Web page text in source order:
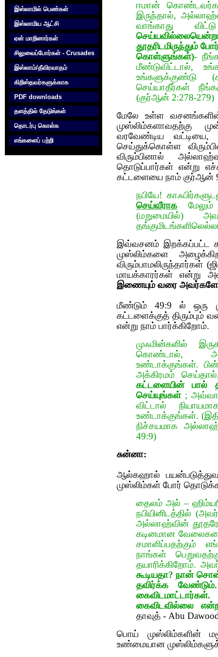
இஸ்லாமில் பெண்கள்
இஸ்லாமிய ஆட்சி
ஏன் மாறினார்கள்
சிலுவைப்போர்கள் - Crusades
இஸ்லாம்/தீவிரவாதம்
கிறிஸ்தவர்களுக்காக‌
PDF downloads
தளத்தில் தேடுங்கள்
தொடர்பு கொள்க‌
எங்களைப் பற்றி
ஈமான்
இருந்தால்,
வாங்காது
தூதரிடமிருந்தும்
கொள்ளுங்கள்)-
மீண்டுவிட்டால்,
உங்களுக்குண்டு
செய்யாதீர்கள்
(குர்‍ஆன் 2:278-279)
மேலே உள்ள
முஸ்லிம்களாவதற்கு
வரவேண்டிய வட்டியை,
செய்துக்கொள்ள
விரும்பினால்
தொடுப்பார்கள் என்று
கட்டளையை நாம் குர்‍ஆன்
நபியே!
செய்வீராக மேலும்
(மறுமையில்)
இவ்வசனம் இறக்கப்பட்ட
முஸ்லிம்களை
மாயக்காரர்கள் என்று
இணையும் வரை
மீண்டும் 49:9 ல் ஒரு
கட்டளைக்குத் திரும்பும்
என்று நாம் பார்க்கிறோம்.
முஃமின்களில்
கொண்டால்,
உண்டாக்குங்கள்.
அக்கிரமம்
கட்டளையின் பால்
செய்யுங்கள்;
விட்டால்
உண்டாக்குங்கள்.
நிச்சயமாக
49:9)
சுன்னா:
ஆல்கஹால்
முஸ்லிம்கள் போர்
தைலம் அல் – ஹிம்யரி
நபியினிடத்தில்
அல்லாஹ்வின் தூதரே
கடினமான
சமாளிப்பதற்கும்
நாங்கள்
தயாரிக்கிறோம்.
கூடியதா? நான்
தவிர்க்க
கைவிடவில்லை
தாவுத் - Abu
பொய் முஸ்லிம்களின்
உண்மையான